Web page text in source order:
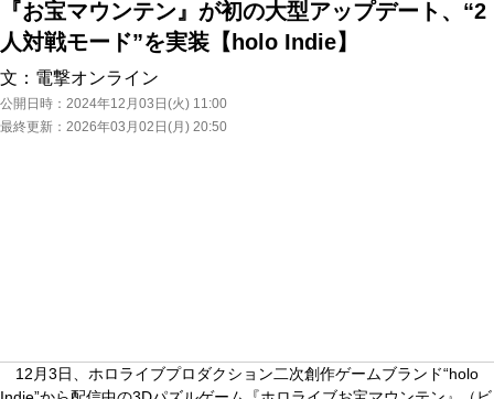
『お宝マウンテン』が初の大型アップデート、“2
人対戦モード”を実装【holo Indie】
文： 電撃オンライン
公開日時： 2024年12月03日(火) 11:00
最終更新： 2026年03月02日(月) 20:50
12月3日、ホロライブプロダクション二次創作ゲームブランド“holo